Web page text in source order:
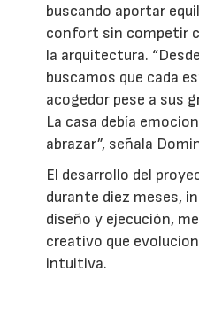
buscando aportar
confort sin competir
la arquitectura.
buscamos que cada
acogedor pese a sus
La casa debía
abrazar”, señala
El desarrollo del
durante diez meses,
diseño y ejecución,
creativo que
intuitiva.